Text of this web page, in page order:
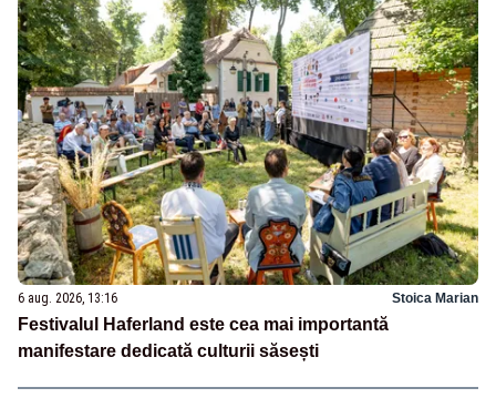
6 aug. 2026, 13:16 Stoica Marian
Festivalul Haferland este cea mai importantă
manifestare dedicată culturii săsești